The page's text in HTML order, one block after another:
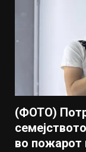
(ФОТО)
во пожарот